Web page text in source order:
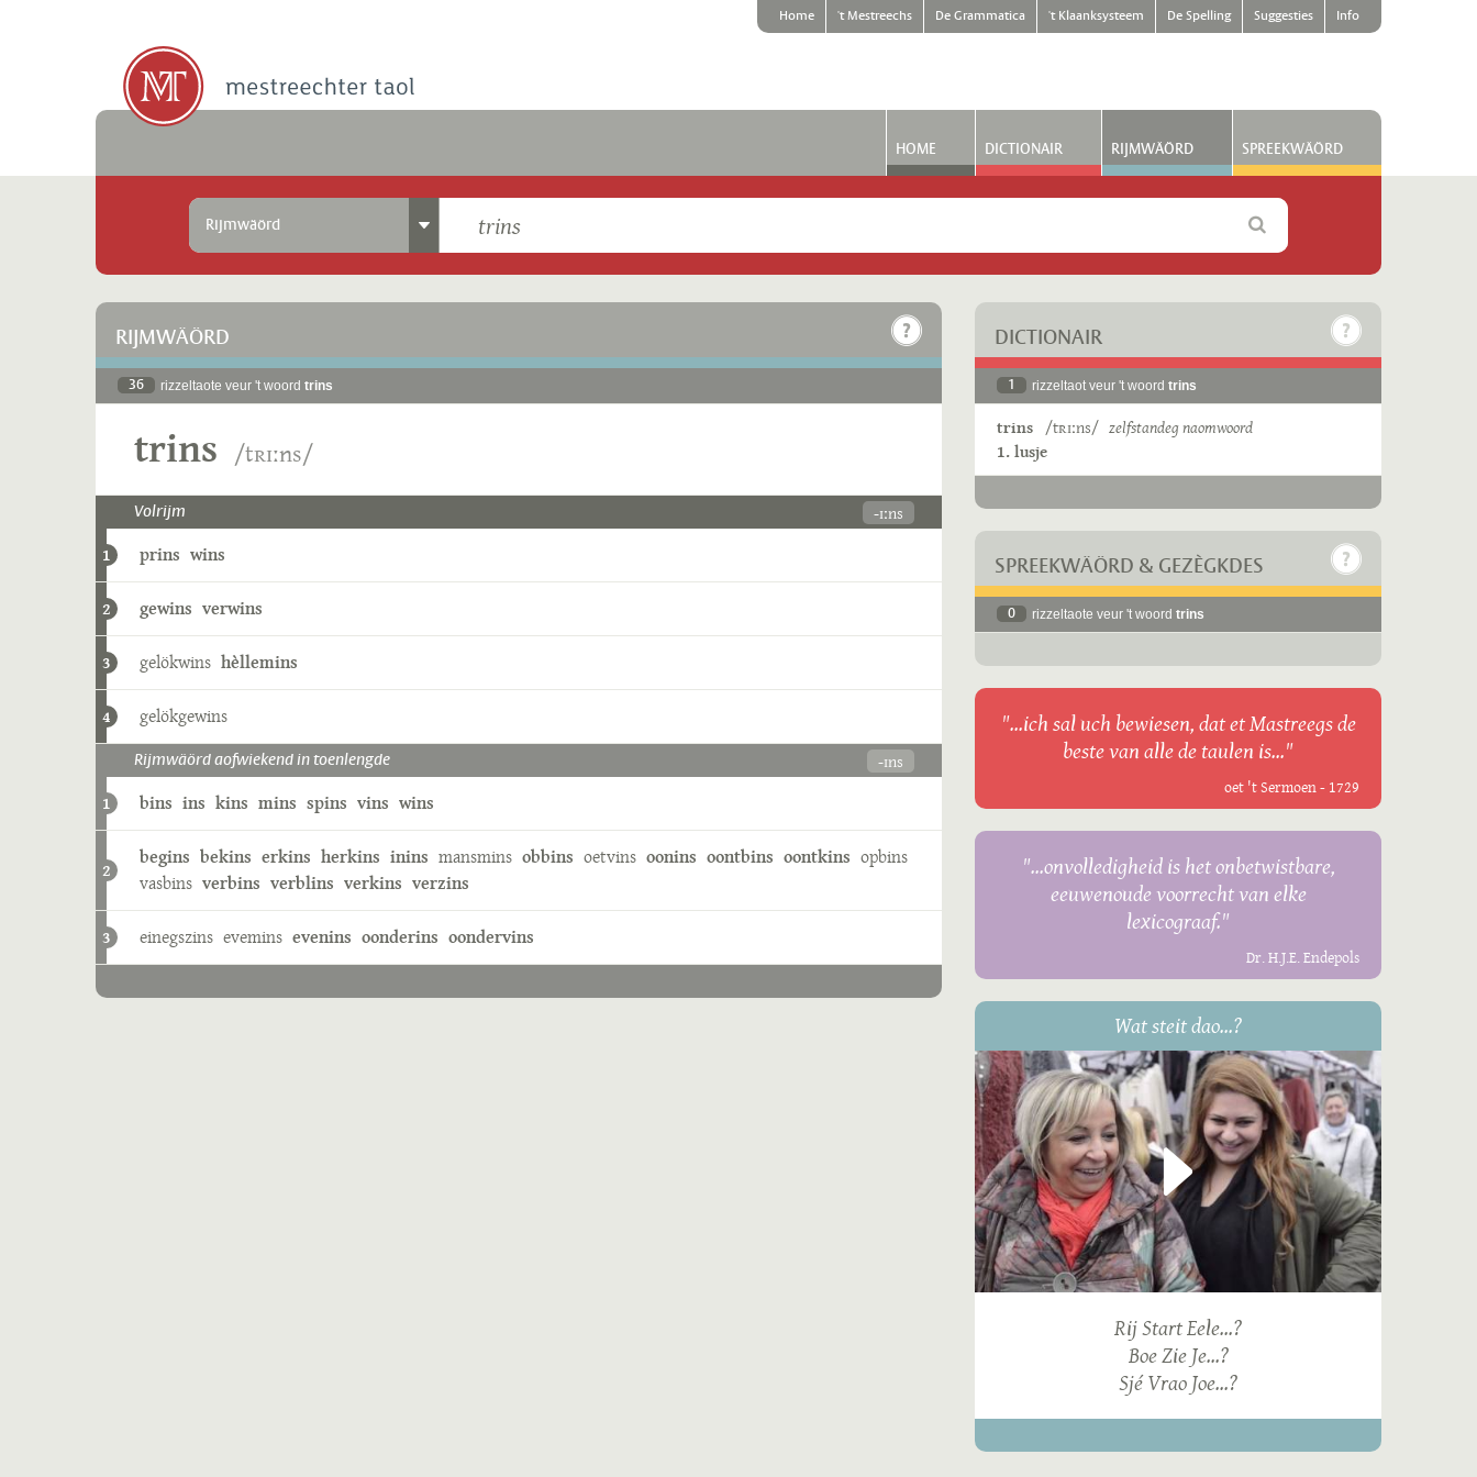
Home 't Mestreechs De Grammatica 't Klaanksysteem De Spelling Suggesties Info
HOME DICTIONAIR RIJMWÄÖRD SPREEKWÄÖRD
Rijmwäörd
RIJMWÄÖRD
36 rizzeltaote veur 't woord trins
trins /tʀɪːns/
Volrijm -ɪːns
1 prins wins
2 gewins verwins
3 gelökwins hèllemins
4 gelökgewins
Rijmwäörd aofwiekend in toenlengde -ɪns
1 bins ins kins mins spins vins wins
2
begins bekins erkins herkins inins mansmins obbins oetvins oonins oontbins oontkins opbins
vasbins verbins verblins verkins verzins
3 einegszins evemins evenins oonderins oondervins
DICTIONAIR
1 rizzeltaot veur 't woord trins
trins /tʀɪːns/ zelfstandeg naomwoord
1. lusje
SPREEKWÄÖRD & GEZÈGKDES
0 rizzeltaote veur 't woord trins
"...ich sal uch bewiesen, dat et Mastreegs de
beste van alle de taulen is..."
oet 't Sermoen - 1729
"...onvolledigheid is het onbetwistbare,
eeuwenoude voorrecht van elke
lexicograaf."
Dr. H.J.E. Endepols
Wat steit dao...?
Rij Start Eele...?
Boe Zie Je...?
Sjé Vrao Joe...?